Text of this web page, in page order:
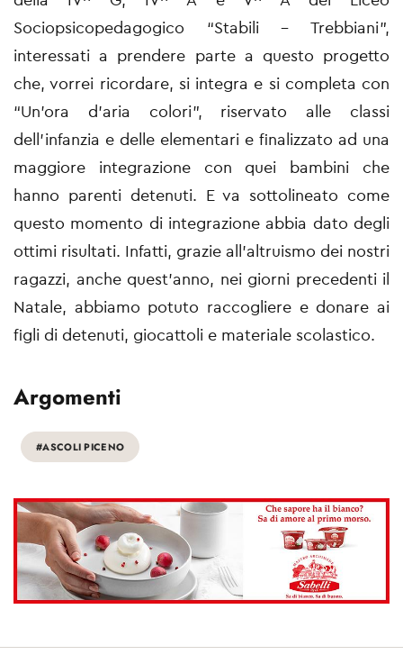
Sociopsicopedagogico “Stabili – Trebbiani”,
interessati a prendere parte a questo progetto
che, vorrei ricordare, si integra e si completa con
“Un’ora d’aria colori”, riservato alle classi
dell’infanzia e delle elementari e finalizzato ad una
maggiore integrazione con quei bambini che
hanno parenti detenuti. E va sottolineato come
questo momento di integrazione abbia dato degli
ottimi risultati. Infatti, grazie all’altruismo dei nostri
ragazzi, anche quest’anno, nei giorni precedenti il
Natale, abbiamo potuto raccogliere e donare ai
figli di detenuti, giocattoli e materiale scolastico.
Argomenti
#ASCOLI PICENO